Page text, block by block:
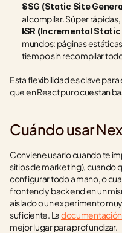
SSG (Static Site
al compilar. Súper
ISR (Incremental
mundos: páginas
tiempo sin recompilar
Esta flexibilidad es clave
que en React puro cuestan
Cuándo usar
Conviene usarlo cuando te
sitios de marketing), cuando
configurar todo a mano, o
frontend y backend en un
aislado o un experimento
suficiente. La
mejor lugar para profundizar.